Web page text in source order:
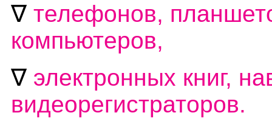
∇ телефонов,
компьютеров,
∇ электронных книг,
видеорегистраторов.